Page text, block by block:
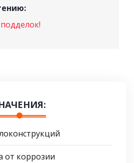
от коррозии